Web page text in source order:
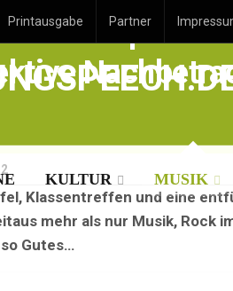
Printausgabe Partner
KULTUR MUSIK
im Stadtpark
Klassentreffen und eine
mehr als nur Musik, Rock
Gutes…